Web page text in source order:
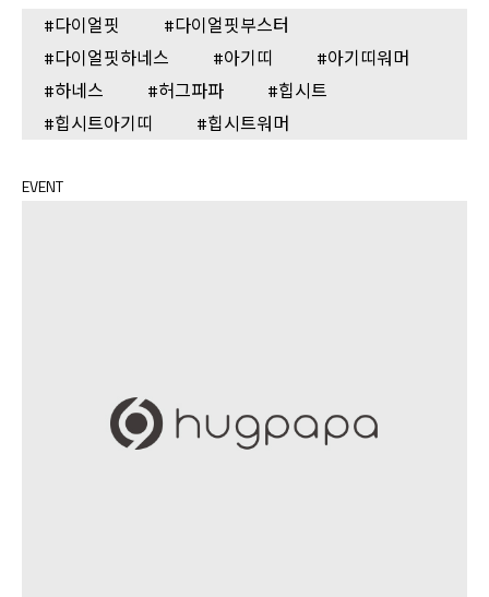
렁할 수 있으니 아기띠 워머가 필수!! 공원 잔디밭에서 다이얼핏 하네스
로 아장아장 걸음마 연습 시작~ 다이얼핏 하네스로 걸으니 걸음마 배우
기 너무 쉬워요! 휴 이제 충분히 걸음마는 연습한 것 같아요..^^; 지친 동
생 대신 장난꾸러기 오빠가 다이얼핏 하네스로 아빠에게 쉴 틈을 주지 않
아요! 이제 신나게 놀고 집으로 갈 시간~ 허그파파 다이얼핏 힙시트 아기
띠와 다이얼핏 부스터로 허그파파…
#다이얼핏
#다이얼핏부스터
#다이얼핏하네스
#아기띠
#아기띠워머
#하네스
#허그파파
#힙시트
#힙시트아기띠
#힙시트워머
EVENT